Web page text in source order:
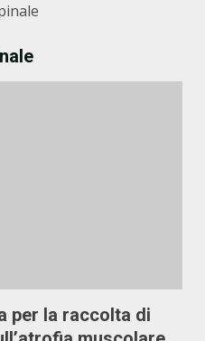
per la raccolta di